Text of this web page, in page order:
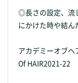
◎長さの設定、流
にかけた時や結
アカデミーオブヘ
Of HAIR2021-22